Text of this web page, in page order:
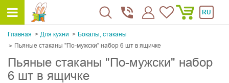
RU
Главная Для кухни
Бокалы, стаканы
Пьяные стаканы "По-мужски" набор 6 шт в ящичке
Пьяные стаканы "По-мужски" набор
6 шт в ящичке